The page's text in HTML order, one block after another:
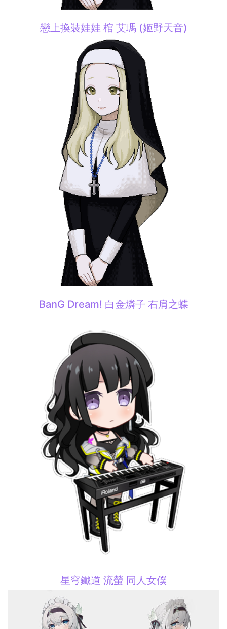
戀上換裝娃娃 棺 艾瑪 (姬野天音)
BanG Dream! 白金燐子 右肩之蝶
星穹鐵道 流螢 同人女僕